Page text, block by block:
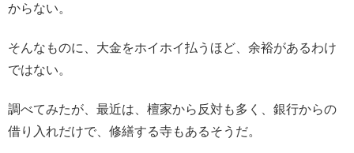
からない。
そんなものに、大金をホイホイ払うほど、余裕があるわけ
ではない。
調べてみたが、最近は、檀家から反対も多く、銀行からの
借り入れだけで、修繕する寺もあるそうだ。